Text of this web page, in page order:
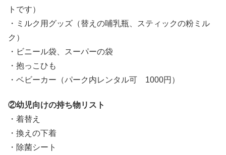
トです）
・ミルク用グッズ（替えの哺乳瓶、スティックの粉ミル
ク）
・ビニール袋、スーパーの袋
・抱っこひも
・ベビーカー（パーク内レンタル可 1000円）
②幼児向けの持ち物リスト
・着替え
・換えの下着
・除菌シート